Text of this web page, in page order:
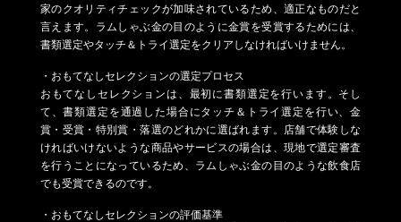
家のクオリティチェックが加味されているため、適正なものだと
言えます。ラムしゃぶ金の目のように金賞を受賞するためには、
書類選定やタッチ＆トライ選定をクリアしなければいけません。
・おもてなしセレクションの選定プロセス
おもてなしセレクションは、最初に書類選定を行います。そし
て、書類選定を通過した場合にタッチ＆トライ選定を行い、金
賞・受賞・特別賞・落選のどれかに選ばれます。店舗で体験しな
ければいけないような商品やサービスの場合は、現地で選定審査
を行うことになっているため、ラムしゃぶ金の目のような飲食店
でも受賞できるのです。
・おもてなしセレクションの評価基準